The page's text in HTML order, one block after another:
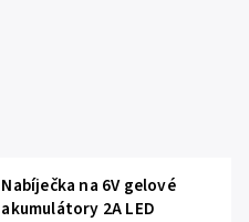
Nabíječka na 6V gelové
akumulátory 2A LED